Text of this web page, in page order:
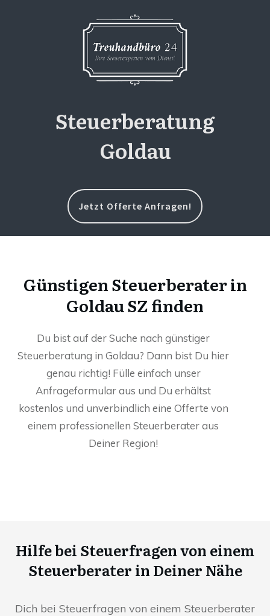
Steuerberatung
Goldau
Jetzt Offerte Anfragen!
Günstigen Steuerberater in
Goldau SZ finden
Du bist auf der Suche nach günstiger
Steuerberatung in Goldau? Dann bist Du hier
genau richtig! Fülle einfach unser
Anfrageformular aus und Du erhältst
kostenlos und unverbindlich eine Offerte von
einem professionellen Steuerberater aus
Deiner Region!
Hilfe bei Steuerfragen von einem
Steuerberater in Deiner Nähe
Dich bei Steuerfragen von einem Steuerberater